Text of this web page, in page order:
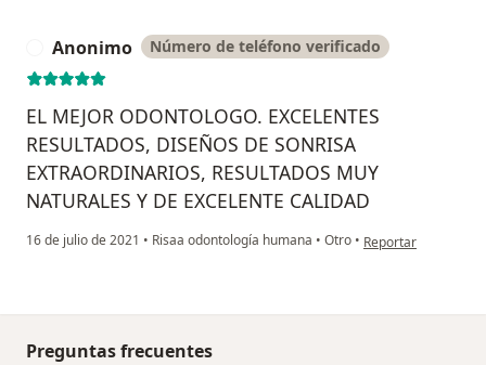
Anonimo Número de teléfono verificado
EL MEJOR ODONTOLOGO. EXCELENTES
RESULTADOS, DISEÑOS DE SONRISA
EXTRAORDINARIOS, RESULTADOS MUY
NATURALES Y DE EXCELENTE CALIDAD
16 de julio de 2021 • Risaa odontología humana • Otro • en opinión del
Reportar
Preguntas frecuentes